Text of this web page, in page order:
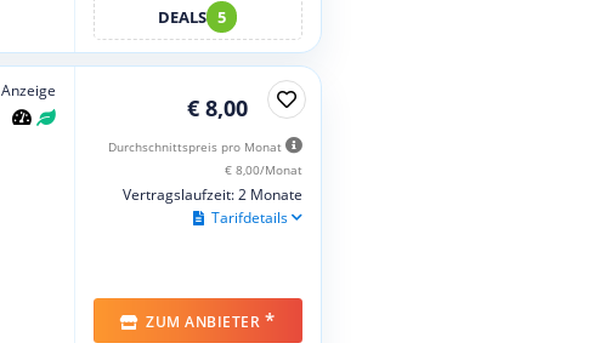
DEALS 5
Anzeige
€ 8,00
Durchschnittspreis pro Monat
€ 8,00/Monat
Vertragslaufzeit: 2 Monate
Tarifdetails
ZUM ANBIETER *